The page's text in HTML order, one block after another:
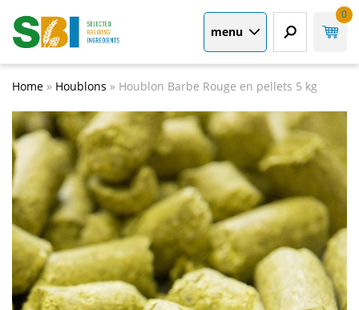
menu
0
Home » Houblons » Houblon Barbe Rouge en pellets 5 kg